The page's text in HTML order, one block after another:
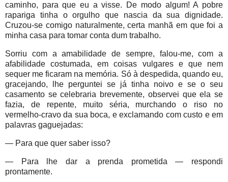
caminho, para que eu a visse. De modo algum! A pobre
rapariga tinha o orgulho que nascia da sua dignidade.
Cruzou-se comigo naturalmente, certa manhã em que foi a
minha casa para tomar conta dum trabalho.
Sorriu com a amabilidade de sempre, falou-me, com a
afabilidade costumada, em coisas vulgares e que nem
sequer me ficaram na memória. Só à despedida, quando eu,
gracejando, lhe perguntei se já tinha noivo e se o seu
casamento se celebraria brevemente, observei que ela se
fazia, de repente, muito séria, murchando o riso no
vermelho-cravo da sua boca, e exclamando com custo e em
palavras gaguejadas:
— Para que quer saber isso?
— Para lhe dar a prenda prometida — respondi
prontamente.